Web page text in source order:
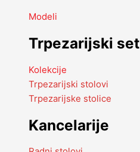
Modeli
Trpezarijski set
Kolekcije
Trpezarijski stolovi
Trpezarijske stolice
Kancelarije